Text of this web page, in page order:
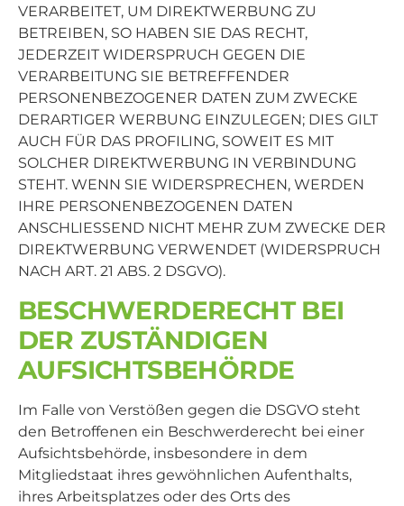
VERARBEITET, UM DIREKTWERBUNG ZU
BETREIBEN, SO HABEN SIE DAS RECHT,
JEDERZEIT WIDERSPRUCH GEGEN DIE
VERARBEITUNG SIE BETREFFENDER
PERSONENBEZOGENER DATEN ZUM ZWECKE
DERARTIGER WERBUNG EINZULEGEN; DIES GILT
AUCH FÜR DAS PROFILING, SOWEIT ES MIT
SOLCHER DIREKTWERBUNG IN VERBINDUNG
STEHT. WENN SIE WIDERSPRECHEN, WERDEN
IHRE PERSONENBEZOGENEN DATEN
ANSCHLIESSEND NICHT MEHR ZUM ZWECKE DER
DIREKTWERBUNG VERWENDET (WIDERSPRUCH
NACH ART. 21 ABS. 2 DSGVO).
BESCHWERDE­RECHT BEI
DER ZUSTÄNDIGEN
AUFSICHTS­BEHÖRDE
Im Falle von Verstößen gegen die DSGVO steht
den Betroffenen ein Beschwerderecht bei einer
Aufsichtsbehörde, insbesondere in dem
Mitgliedstaat ihres gewöhnlichen Aufenthalts,
ihres Arbeitsplatzes oder des Orts des